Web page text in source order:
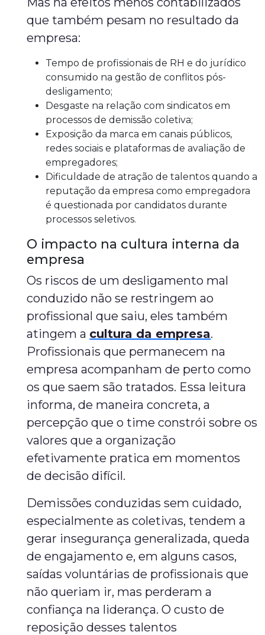
que também pesam no resultado da
empresa:
Tempo de profissionais de RH e do jurídico
consumido na gestão de conflitos pós-
desligamento;
Desgaste na relação com sindicatos em
processos de demissão coletiva;
Exposição da marca em canais públicos,
redes sociais e plataformas de avaliação de
empregadores;
Dificuldade de atração de talentos quando a
reputação da empresa como empregadora
é questionada por candidatos durante
processos seletivos.
O impacto na cultura interna da
empresa
Os riscos de um desligamento mal
conduzido não se restringem ao
profissional que saiu, eles também
atingem a cultura da empresa.
Profissionais que permanecem na
empresa acompanham de perto como
os que saem são tratados. Essa leitura
informa, de maneira concreta, a
percepção que o time constrói sobre os
valores que a organização
efetivamente pratica em momentos
de decisão difícil.
Demissões conduzidas sem cuidado,
especialmente as coletivas, tendem a
gerar insegurança generalizada, queda
de engajamento e, em alguns casos,
saídas voluntárias de profissionais que
não queriam ir, mas perderam a
confiança na liderança. O custo de
reposição desses talentos